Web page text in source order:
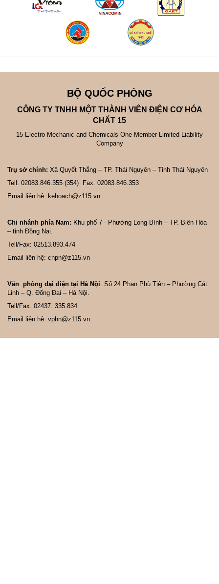
BỘ QUỐC PHÒNG
CÔNG TY TNHH MỘT THÀNH VIÊN ĐIỆN CƠ HÓA
CHẤT 15
15 Electro Mechanic and Chemicals One Member Limited Liability
Company
Trụ sở chính: Xã Quyết Thắng – TP. Thái Nguyên – Tỉnh Thái Nguyên
Tell: 02083.846.355 (354) Fax: 02083.846.353
Email liên hệ: kehoach@z115.vn
Chi nhánh phía Nam: Khu phố 7 - Phường Long Bình – TP. Biên Hòa
– tỉnh Đồng Nai.
Tell/Fax: 02513.893.474
Email liên hệ: cnpn@z115.vn
Văn phòng đại diện tại Hà Nội: Số 24 Phan Phù Tiên – Phường Cát
Linh – Q. Đống Đai – Hà Nội.
Tell/Fax: 02437. 335.834
Email liên hệ: vphn@z115.vn